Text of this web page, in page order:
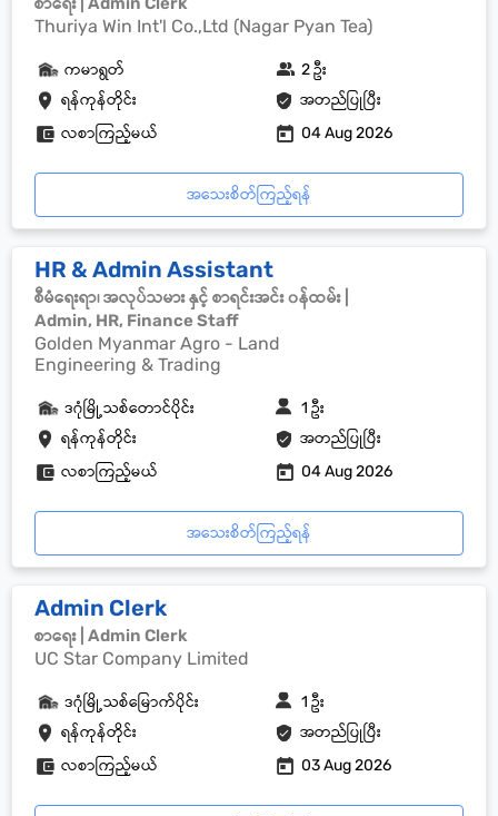
Thuriya Win Int'l Co.,Ltd (Nagar Pyan Tea)
ရန်ကုန်တိုင်း အတည်ပြုပြီး
ကမာရွတ် 2 ဦး
လစာကြည့်မယ် 04 Aug 2026
အသေးစိတ်ကြည့်ရန်
HR & Admin Assistant
စီမံရေးရာ၊ အလုပ်သမား နှင့် စာရင်းအင်း ၀န်ထမ်း |
Admin, HR, Finance Staff
Golden Myanmar Agro - Land
Engineering & Trading
ရန်ကုန်တိုင်း အတည်ပြုပြီး
ဒဂုံမြို့သစ်တောင်ပိုင်း 1 ဦး
လစာကြည့်မယ် 04 Aug 2026
အသေးစိတ်ကြည့်ရန်
Admin Clerk
စာရေး | Admin Clerk
UC Star Company Limited
ရန်ကုန်တိုင်း အတည်ပြုပြီး
ဒဂုံမြို့သစ်မြောက်ပိုင်း 1 ဦး
လစာကြည့်မယ် 03 Aug 2026